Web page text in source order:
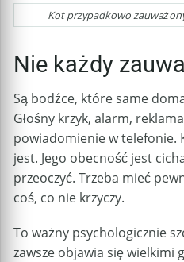
Kot przypadkowo
Nie każdy
Są bodźce, które same
Głośny krzyk, alarm,
powiadomienie w telefonie.
jest. Jego obecność jest
przeoczyć. Trzeba mieć
coś, co nie krzyczy.
To ważny psychologicznie
zawsze objawia się wielkimi